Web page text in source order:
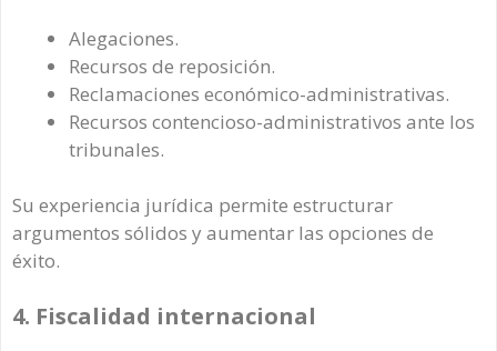
Alegaciones.
Recursos de reposición.
Reclamaciones económico-administrativas.
Recursos contencioso-administrativos ante los
tribunales.
Su experiencia jurídica permite estructurar
argumentos sólidos y aumentar las opciones de
éxito.
4. Fiscalidad internacional